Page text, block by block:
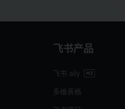
飞书产品
飞书 aily
多维表格